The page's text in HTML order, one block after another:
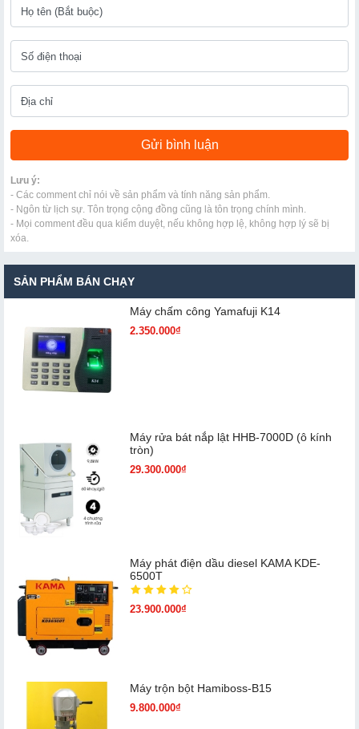
Lưu ý:
- Các comment chỉ nói về sản phẩm và tính năng sản phẩm.
- Ngôn từ lịch sự. Tôn trọng cộng đồng cũng là tôn trọng chính mình.
- Mọi comment đều qua kiểm duyệt, nếu không hợp lệ, không hợp lý sẽ bị
xóa.
SẢN PHẨM BÁN CHẠY
Máy chấm cô​ng Yamafuji K14
2.350.000₫
Máy rửa bát nắp lật HHB-7000D (ô kính
tròn)
29.300.000₫
Máy phát điện dầu diesel KAMA KDE-
6500T
23.900.000₫
Máy trộn bột Hamiboss-B15
9.800.000₫